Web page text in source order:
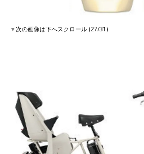
▼次の画像は下へスクロール (27/31)